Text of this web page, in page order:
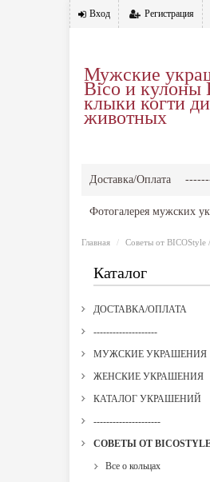
Вход Регистрация
Мужские
Bico и кулоны
клыки когти
животных
Доставка/Оплата
Фотогалерея мужских
Главная Советы от BICOStyle
Каталог
ДОСТАВКА/ОПЛАТА
--------------------
МУЖСКИЕ УКРАШЕНИЯ
ЖЕНСКИЕ УКРАШЕНИЯ
КАТАЛОГ УКРАШЕНИЙ
---------------------
СОВЕТЫ ОТ
Все о кольцах